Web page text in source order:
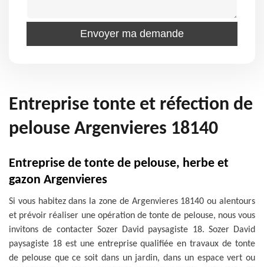
Entreprise tonte et réfection de
pelouse Argenvieres 18140
Entreprise de tonte de pelouse, herbe et
gazon Argenvieres
Si vous habitez dans la zone de Argenvieres 18140 ou alentours
et prévoir réaliser une opération de tonte de pelouse, nous vous
invitons de contacter Sozer David paysagiste 18. Sozer David
paysagiste 18 est une entreprise qualifiée en travaux de tonte
de pelouse que ce soit dans un jardin, dans un espace vert ou